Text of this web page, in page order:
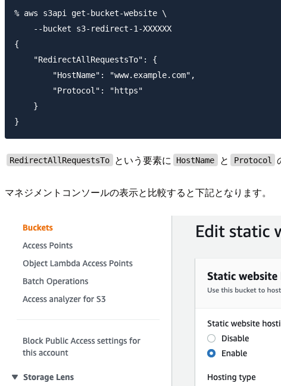
% aws s3api get-bucket-website \
    --bucket s3-redirect-1-XXXXXX
{
    "RedirectAllRequestsTo": {
        "HostName": "www.example.com",
        "Protocol": "https"
    }
RedirectAllRequestsTo という要素に HostName と Protocol
マネジメントコンソールの表示と比較すると下記となります。